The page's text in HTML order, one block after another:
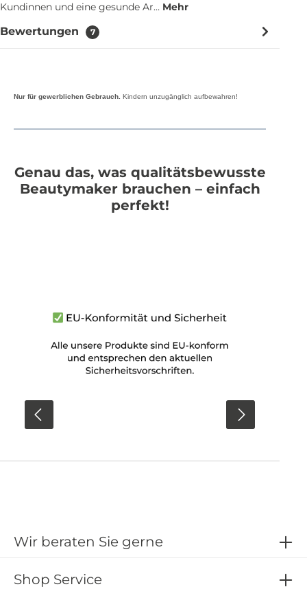
Kundinnen und eine gesunde Ar… Mehr
Bewertungen 7
Nur für gewerblichen Gebrauch. Kindern unzugänglich aufbewahren!
Genau das, was qualitätsbewusste
Beautymaker brauchen – einfach
perfekt!
Wir beraten Sie gerne
Shop Service